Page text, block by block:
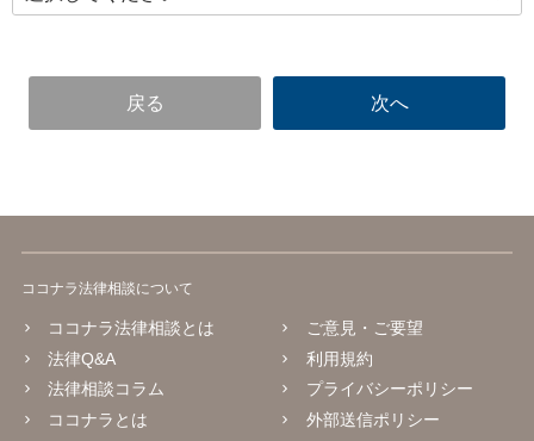
ココナラ法律相談について
ココナラ法律相談とは
法律Q&A
法律相談コラム
ココナラとは
ご意見・ご要望
利用規約
プライバシーポリシー
外部送信ポリシー